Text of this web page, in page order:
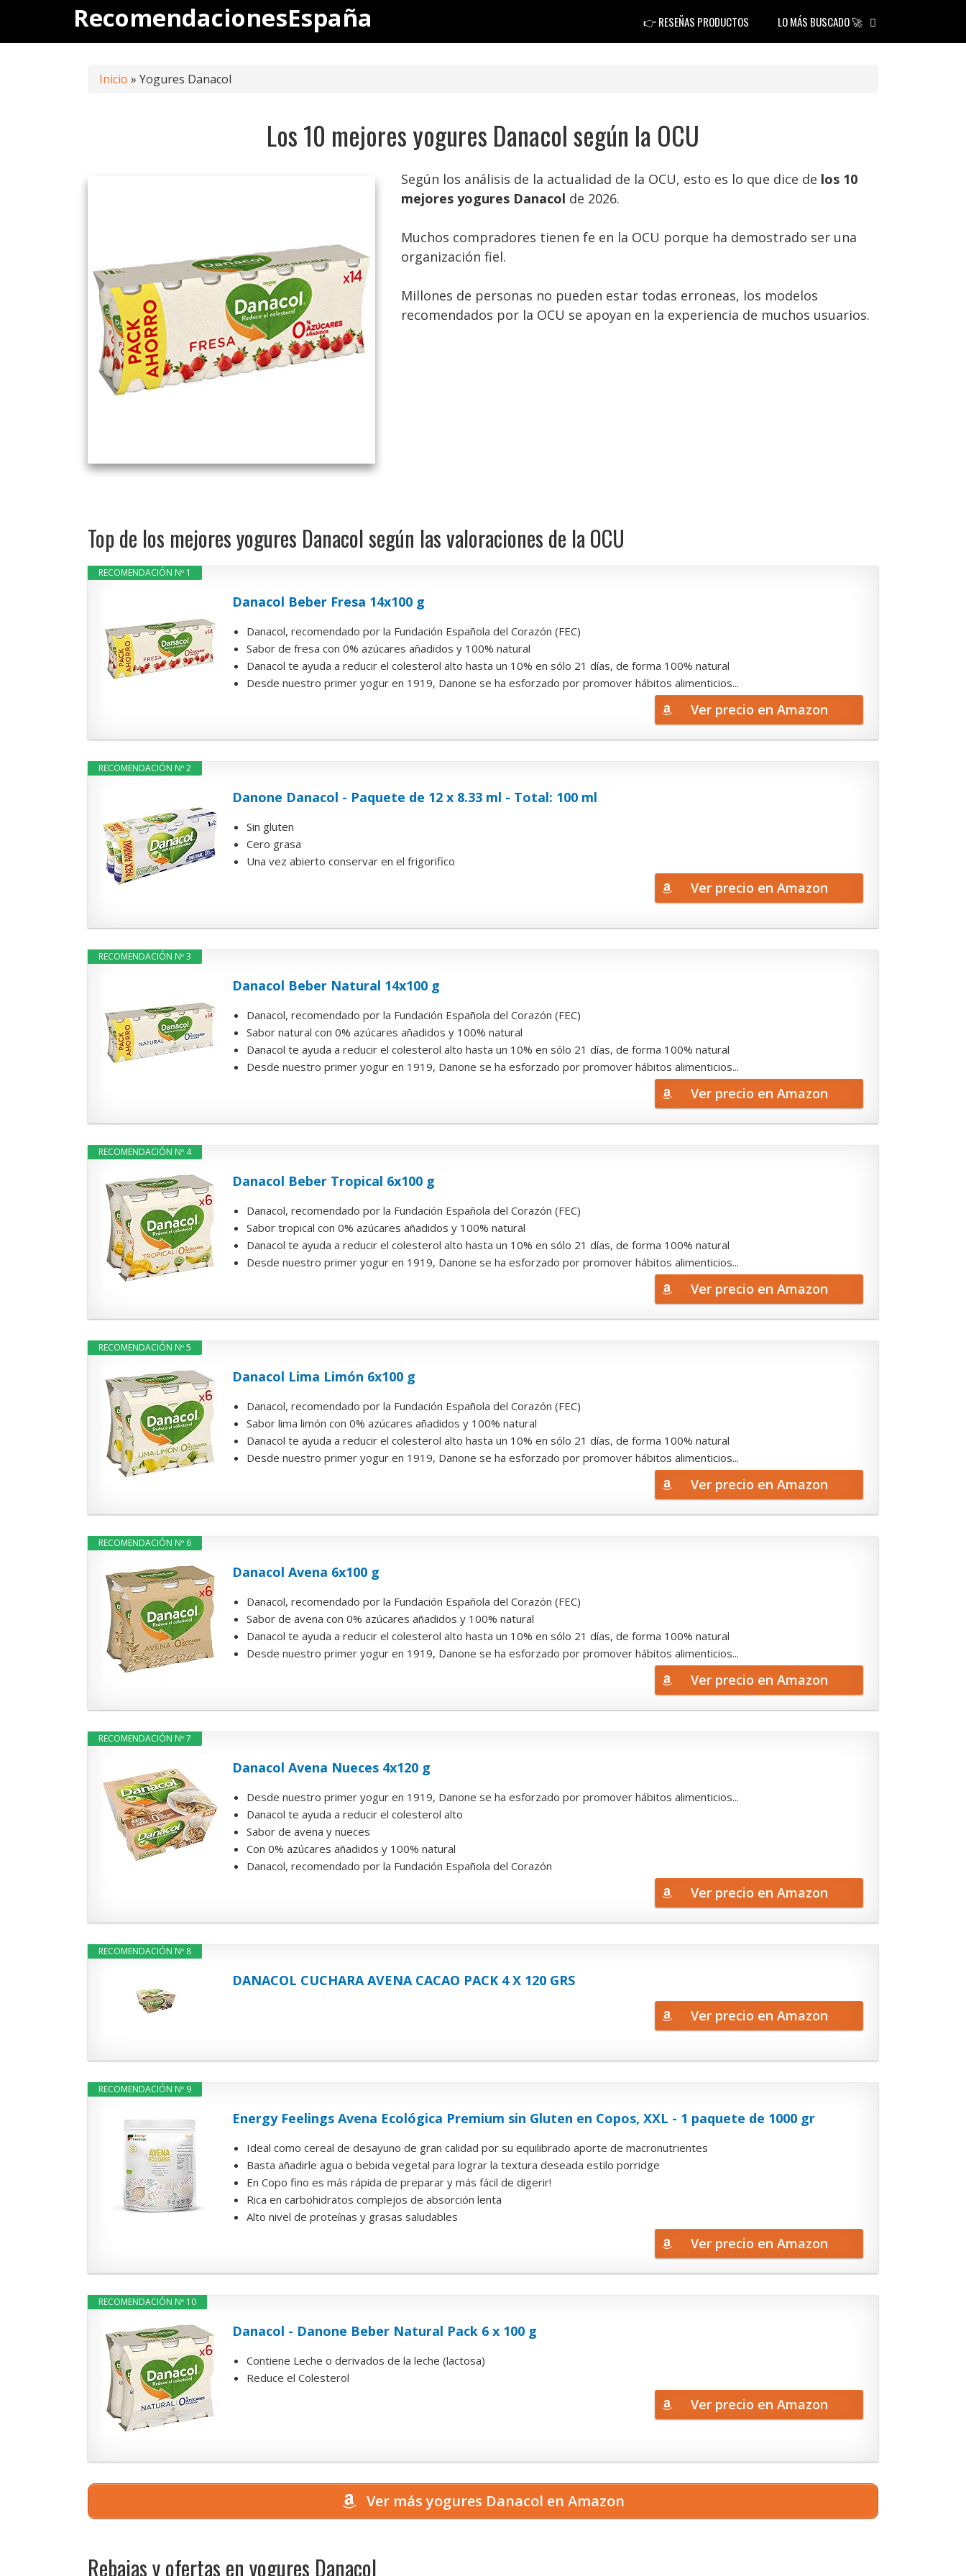
contenido
RecomendacionesEspaña 👉 RESEÑAS PRODUCTOS LO MÁS BUSCADO 🚀
Inicio » Yogures Danacol
Los 10 mejores yogures Danacol según la OCU
Según los análisis de la actualidad de la OCU, esto es lo que dice de los 10
mejores yogures Danacol de 2026.
Muchos compradores tienen fe en la OCU porque ha demostrado ser una
organización fiel.
Millones de personas no pueden estar todas erroneas, los modelos
recomendados por la OCU se apoyan en la experiencia de muchos usuarios.
Top de los mejores yogures Danacol según las valoraciones de la OCU
RECOMENDACIÓN Nº 1
Danacol Beber Fresa 14x100 g
Danacol, recomendado por la Fundación Española del Corazón (FEC)
Sabor de fresa con 0% azúcares añadidos y 100% natural
Danacol te ayuda a reducir el colesterol alto hasta un 10% en sólo 21 días, de forma 100% natural
Desde nuestro primer yogur en 1919, Danone se ha esforzado por promover hábitos alimenticios...
Ver precio en Amazon
RECOMENDACIÓN Nº 2
Danone Danacol - Paquete de 12 x 8.33 ml - Total: 100 ml
Sin gluten
Cero grasa
Una vez abierto conservar en el frigorifico
Ver precio en Amazon
RECOMENDACIÓN Nº 3
Danacol Beber Natural 14x100 g
Danacol, recomendado por la Fundación Española del Corazón (FEC)
Sabor natural con 0% azúcares añadidos y 100% natural
Danacol te ayuda a reducir el colesterol alto hasta un 10% en sólo 21 días, de forma 100% natural
Desde nuestro primer yogur en 1919, Danone se ha esforzado por promover hábitos alimenticios...
Ver precio en Amazon
RECOMENDACIÓN Nº 4
Danacol Beber Tropical 6x100 g
Danacol, recomendado por la Fundación Española del Corazón (FEC)
Sabor tropical con 0% azúcares añadidos y 100% natural
Danacol te ayuda a reducir el colesterol alto hasta un 10% en sólo 21 días, de forma 100% natural
Desde nuestro primer yogur en 1919, Danone se ha esforzado por promover hábitos alimenticios...
Ver precio en Amazon
RECOMENDACIÓN Nº 5
Danacol Lima Limón 6x100 g
Danacol, recomendado por la Fundación Española del Corazón (FEC)
Sabor lima limón con 0% azúcares añadidos y 100% natural
Danacol te ayuda a reducir el colesterol alto hasta un 10% en sólo 21 días, de forma 100% natural
Desde nuestro primer yogur en 1919, Danone se ha esforzado por promover hábitos alimenticios...
Ver precio en Amazon
RECOMENDACIÓN Nº 6
Danacol Avena 6x100 g
Danacol, recomendado por la Fundación Española del Corazón (FEC)
Sabor de avena con 0% azúcares añadidos y 100% natural
Danacol te ayuda a reducir el colesterol alto hasta un 10% en sólo 21 días, de forma 100% natural
Desde nuestro primer yogur en 1919, Danone se ha esforzado por promover hábitos alimenticios...
Ver precio en Amazon
RECOMENDACIÓN Nº 7
Danacol Avena Nueces 4x120 g
Desde nuestro primer yogur en 1919, Danone se ha esforzado por promover hábitos alimenticios...
Danacol te ayuda a reducir el colesterol alto
Sabor de avena y nueces
Con 0% azúcares añadidos y 100% natural
Danacol, recomendado por la Fundación Española del Corazón
Ver precio en Amazon
RECOMENDACIÓN Nº 8
DANACOL CUCHARA AVENA CACAO PACK 4 X 120 GRS
Ver precio en Amazon
RECOMENDACIÓN Nº 9
Energy Feelings Avena Ecológica Premium sin Gluten en Copos, XXL - 1 paquete de 1000 gr
Ideal como cereal de desayuno de gran calidad por su equilibrado aporte de macronutrientes
Basta añadirle agua o bebida vegetal para lograr la textura deseada estilo porridge
En Copo fino es más rápida de preparar y más fácil de digerir!
Rica en carbohidratos complejos de absorción lenta
Alto nivel de proteínas y grasas saludables
Ver precio en Amazon
RECOMENDACIÓN Nº 10
Danacol - Danone Beber Natural Pack 6 x 100 g
Contiene Leche o derivados de la leche (lactosa)
Reduce el Colesterol
Ver precio en Amazon
Ver más yogures Danacol en Amazon
Rebajas y ofertas en yogures Danacol